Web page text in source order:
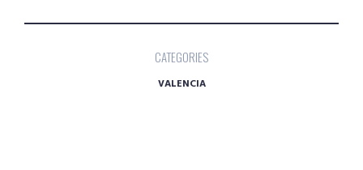
CATEGORIES
VALENCIA